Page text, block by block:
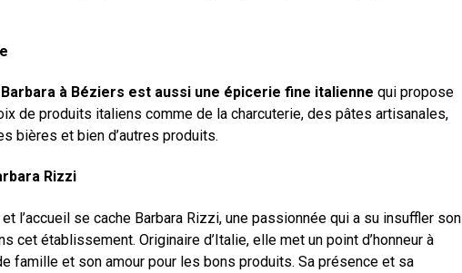
à Béziers est aussi une épicerie fine italienne qui propose
de produits italiens comme de la charcuterie, des pâtes artisanales,
bières et bien d’autres produits.
Rizzi
l’accueil se cache Barbara Rizzi, une passionnée qui a su insuffler son
cet établissement. Originaire d’Italie, elle met un point d’honneur à
famille et son amour pour les bons produits. Sa présence et sa